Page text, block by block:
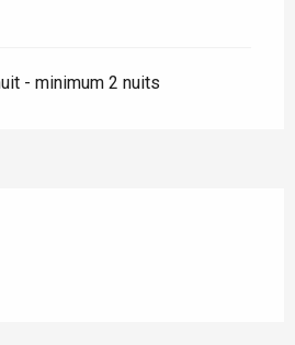
- minimum 2 nuits